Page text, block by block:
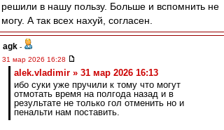
решили в нашу пользу. Больше и вспомнить не
могу. А так всех нахуй, согласен.
agk -
31 мар 2026 16:28
alek.vladimir » 31 мар 2026 16:13
ибо суки уже пручили к тому что могут
отмотать время на полгода назад и в
результате не только гол отменить но и
пенальти нам поставить.